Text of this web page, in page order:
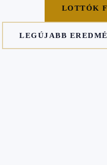
LOTTÓK
LEGÚJABB